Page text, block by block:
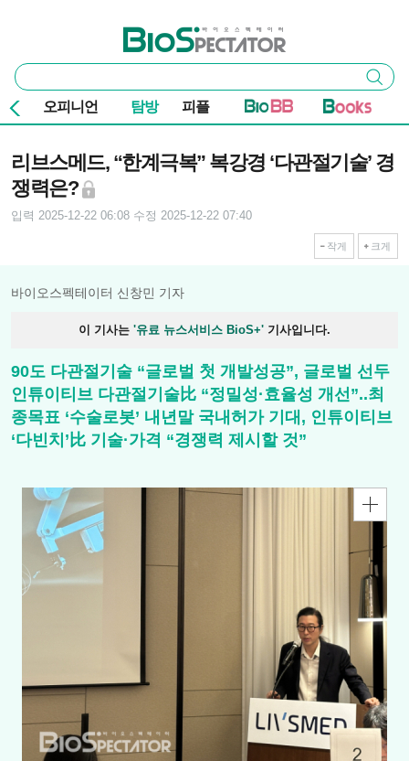
바이오스펙테이터
통
합
검
색
검색
오피니언 탐방 피플
리브스메드, “한계극복” 복강경 ‘다관절기술’ 경
쟁력은?
입력 2025-12-22 06:08 수정 2025-12-22 07:40
작게 크게
바이오스펙테이터 신창민 기자
이 기사는 '유료 뉴스서비스 BioS+' 기사입니다.
90도 다관절기술 “글로벌 첫 개발성공”, 글로벌 선두
인튜이티브 다관절기술比 “정밀성·효율성 개선”..최
종목표 ‘수술로봇’ 내년말 국내허가 기대, 인튜이티브
‘다빈치’比 기술·가격 “경쟁력 제시할 것”